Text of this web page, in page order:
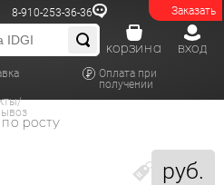
Заказать
8-910-253-36-36
Оплата при
получении
вход
корзина
руб.
росту